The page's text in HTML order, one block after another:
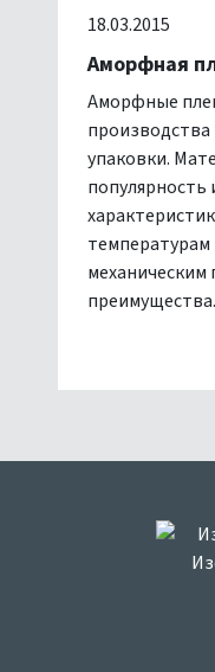
18.03.2015
Аморфная
Аморфные
упаковки.
популярность
преимущества.